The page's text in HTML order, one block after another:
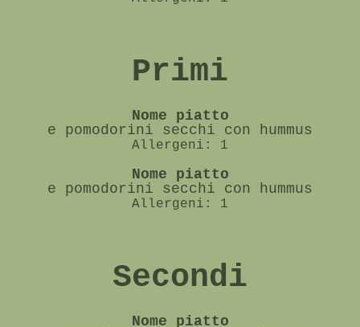
Primi
Nome piatto
e pomodorini secchi con hummus
Allergeni: 1
Nome piatto
e pomodorini secchi con hummus
Allergeni: 1
Secondi
Nome piatto